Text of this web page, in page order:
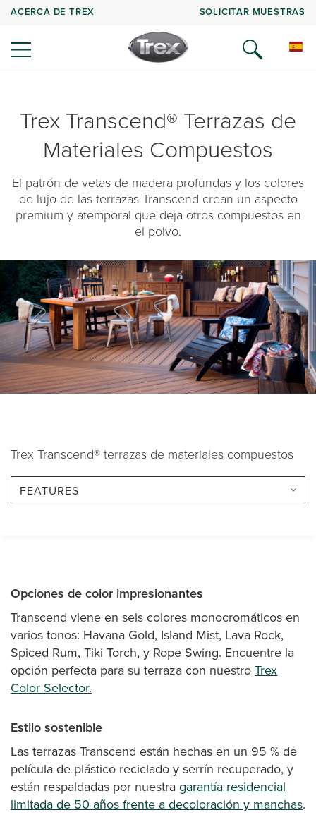
ACERCA DE TREX SOLICITAR MUESTRAS
Trex Transcend® Terrazas de
Materiales Compuestos
El patrón de vetas de madera profundas y los colores
de lujo de las terrazas Transcend crean un aspecto
premium y atemporal que deja otros compuestos en
el polvo.
Trex Transcend® terrazas de materiales compuestos
FEATURES
Opciones de color impresionantes
Transcend viene en seis colores monocromáticos en
varios tonos: Havana Gold, Island Mist, Lava Rock,
Spiced Rum, Tiki Torch, y Rope Swing. Encuentre la
opción perfecta para su terraza con nuestro Trex
Color Selector.
Estilo sostenible
Las terrazas Transcend están hechas en un 95 % de
película de plástico reciclado y serrín recuperado, y
están respaldadas por nuestra garantía residencial
limitada de 50 años frente a decoloración y manchas.